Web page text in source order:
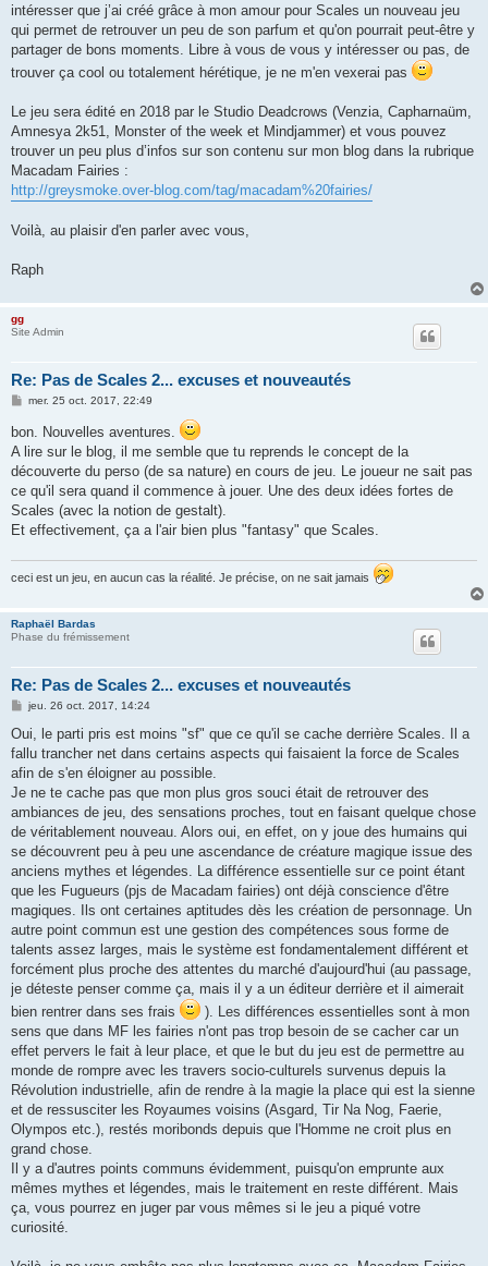
intéresser que j’ai créé grâce à mon amour pour Scales un nouveau jeu
qui permet de retrouver un peu de son parfum et qu'on pourrait peut-être y
partager de bons moments. Libre à vous de vous y intéresser ou pas, de
trouver ça cool ou totalement hérétique, je ne m'en vexerai pas
Le jeu sera édité en 2018 par le Studio Deadcrows (Venzia, Capharnaüm,
Amnesya 2k51, Monster of the week et Mindjammer) et vous pouvez
trouver un peu plus d’infos sur son contenu sur mon blog dans la rubrique
Macadam Fairies :
http://greysmoke.over-blog.com/tag/macadam%20fairies/
Voilà, au plaisir d'en parler avec vous,
Raph
gg
Site Admin
Re: Pas de Scales 2... excuses et nouveautés
M
s
a
g
e
mer. 25 oct. 2017, 22:49
bon. Nouvelles aventures.
A lire sur le blog, il me semble que tu reprends le concept de la
découverte du perso (de sa nature) en cours de jeu. Le joueur ne sait pas
ce qu'il sera quand il commence à jouer. Une des deux idées fortes de
Scales (avec la notion de gestalt).
Et effectivement, ça a l'air bien plus "fantasy" que Scales.
ceci est un jeu, en aucun cas la réalité. Je précise, on ne sait jamais
Raphaël Bardas
Phase du frémissement
Re: Pas de Scales 2... excuses et nouveautés
M
s
a
g
jeu. 26 oct. 2017, 14:24
Oui, le parti pris est moins "sf" que ce qu'il se cache derrière Scales. Il a
fallu trancher net dans certains aspects qui faisaient la force de Scales
afin de s'en éloigner au possible.
Je ne te cache pas que mon plus gros souci était de retrouver des
ambiances de jeu, des sensations proches, tout en faisant quelque chose
de véritablement nouveau. Alors oui, en effet, on y joue des humains qui
se découvrent peu à peu une ascendance de créature magique issue des
anciens mythes et légendes. La différence essentielle sur ce point étant
que les Fugueurs (pjs de Macadam fairies) ont déjà conscience d'être
magiques. Ils ont certaines aptitudes dès les création de personnage. Un
autre point commun est une gestion des compétences sous forme de
talents assez larges, mais le système est fondamentalement différent et
forcément plus proche des attentes du marché d'aujourd'hui (au passage,
je déteste penser comme ça, mais il y a un éditeur derrière et il aimerait
bien rentrer dans ses frais
). Les différences essentielles sont à mon
sens que dans MF les fairies n'ont pas trop besoin de se cacher car un
effet pervers le fait à leur place, et que le but du jeu est de permettre au
monde de rompre avec les travers socio-culturels survenus depuis la
Révolution industrielle, afin de rendre à la magie la place qui est la sienne
et de ressusciter les Royaumes voisins (Asgard, Tir Na Nog, Faerie,
Olympos etc.), restés moribonds depuis que l'Homme ne croit plus en
grand chose.
Il y a d'autres points communs évidemment, puisqu'on emprunte aux
mêmes mythes et légendes, mais le traitement en reste différent. Mais
ça, vous pourrez en juger par vous mêmes si le jeu a piqué votre
curiosité.